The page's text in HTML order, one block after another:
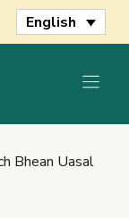
English
Bhean Uasal